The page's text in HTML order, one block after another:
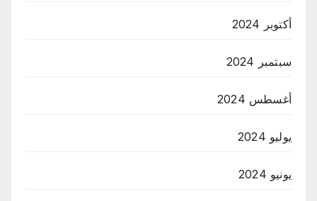
أكتوبر 2024
سبتمبر 2024
أغسطس 2024
يوليو 2024
يونيو 2024